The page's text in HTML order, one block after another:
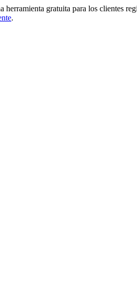
herramienta gratuita para los clientes
.